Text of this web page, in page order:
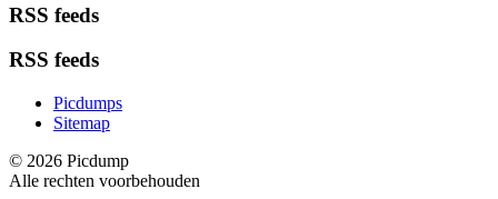
RSS feeds
RSS feeds
Picdumps
Sitemap
© 2026 Picdump
Alle rechten voorbehouden